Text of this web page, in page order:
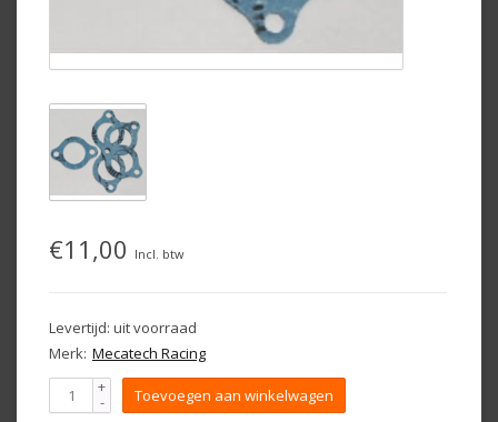
€11,00 Incl. btw
Levertijd: uit voorraad
Merk: Mecatech Racing
+
- Toevoegen aan winkelwagen